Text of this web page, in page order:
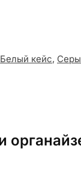
Белый кейс,